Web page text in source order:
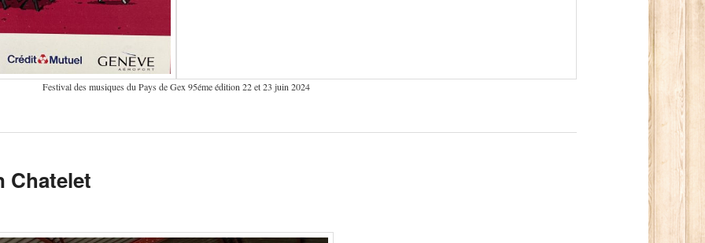
Festival des musiques du Pays de Gex 95éme édition 22 et 23 juin 2024
Chatelet